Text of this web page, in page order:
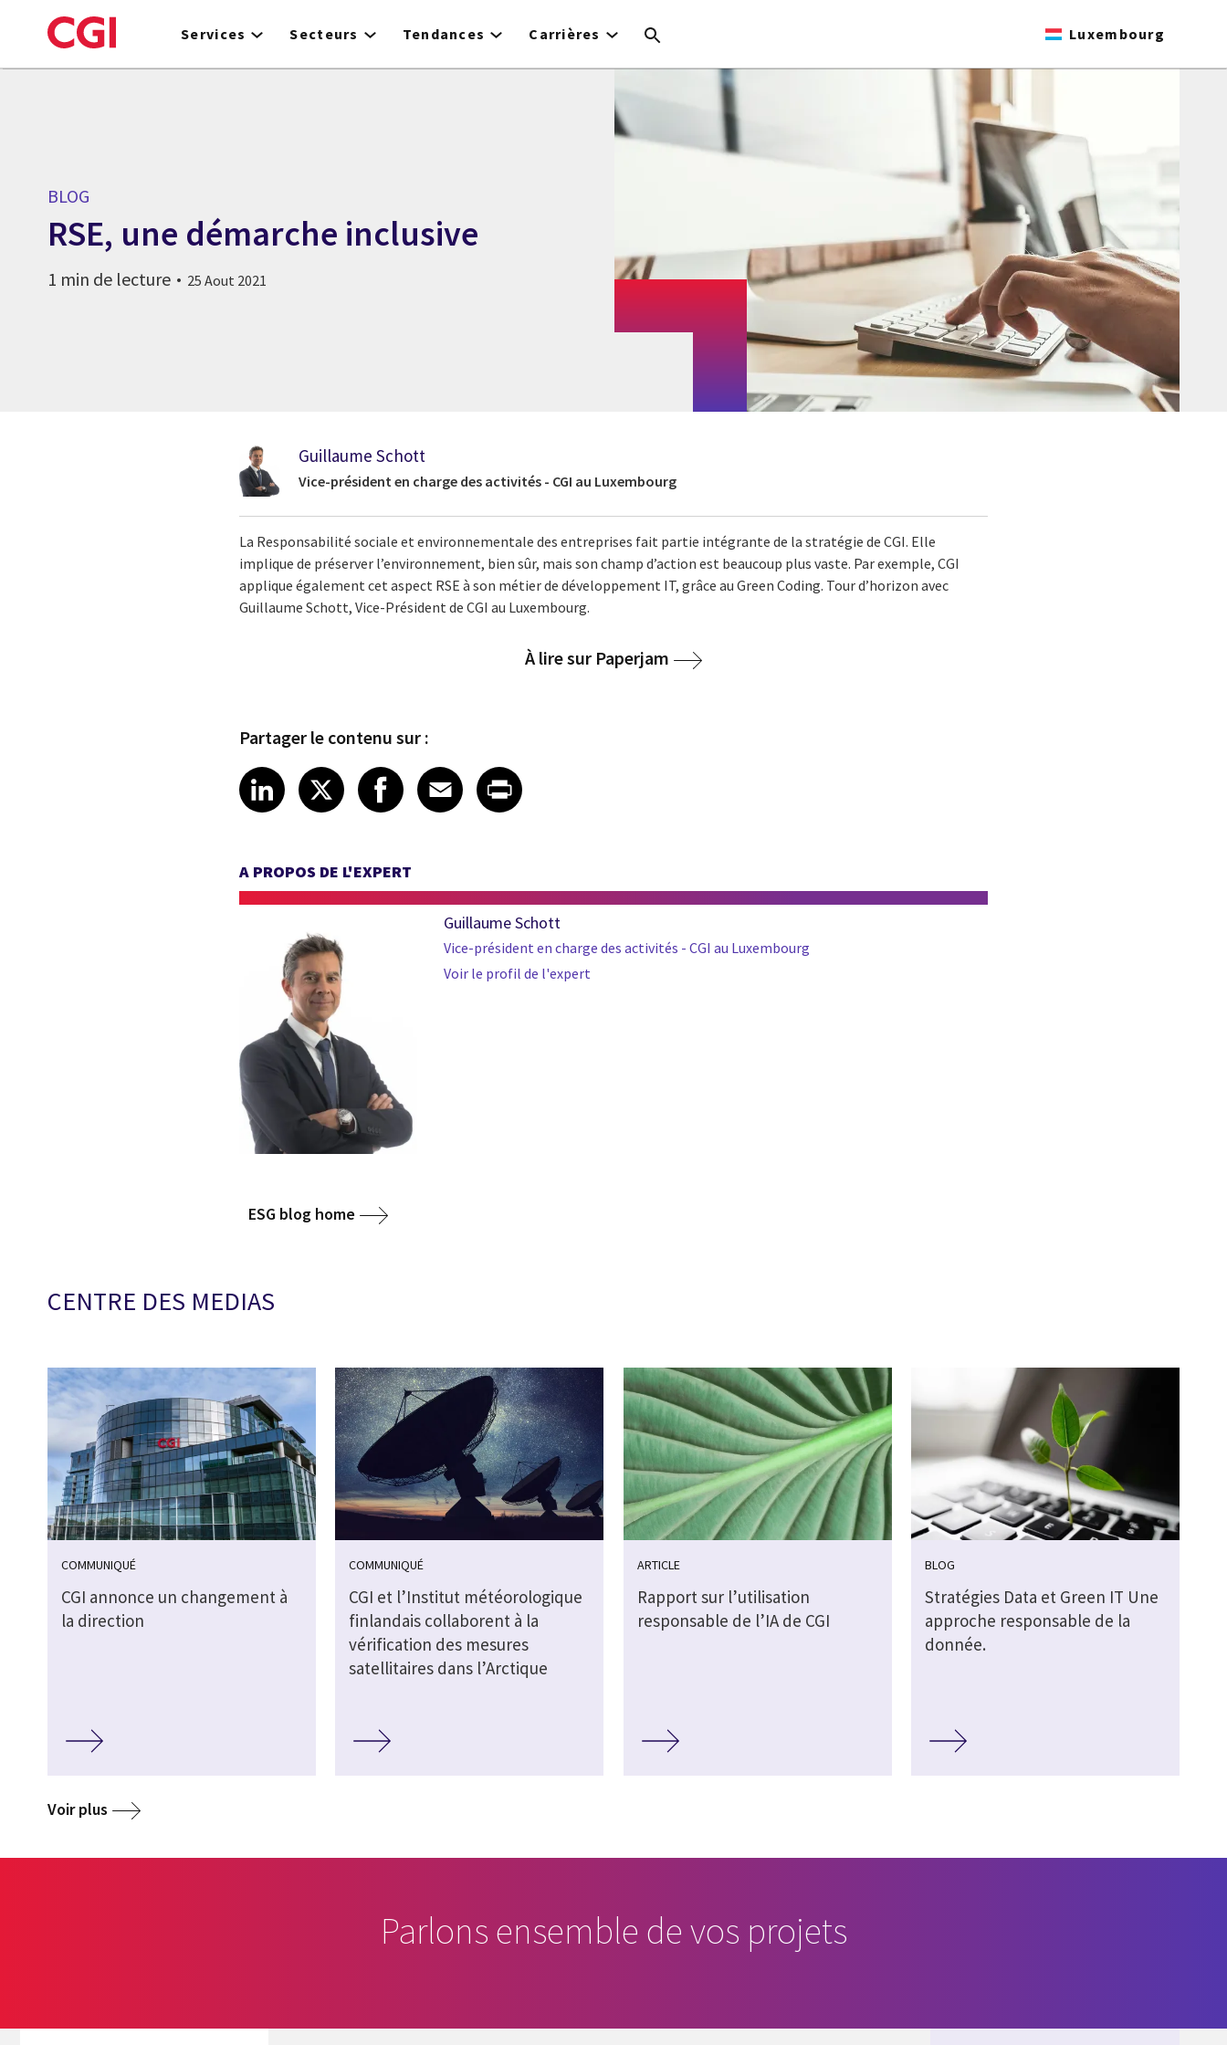
to
Services Secteurs Tendances Carrières Luxembourg
BLOG
RSE, une démarche inclusive
1 min de lecture 25 Aout 2021
Guillaume Schott
Vice-président en charge des activités - CGI au Luxembourg
La Responsabilité sociale et environnementale des entreprises fait partie intégrante de la stratégie de CGI. Elle
implique de préserver l’environnement, bien sûr, mais son champ d’action est beaucoup plus vaste. Par exemple, CGI
applique également cet aspect RSE à son métier de développement IT, grâce au Green Coding. Tour d’horizon avec
Guillaume Schott, Vice-Président de CGI au Luxembourg.
À lire sur Paperjam
Partager le contenu sur :
Share article on LinkedIn
LinkedIn
Share article on X
XShare article on Facebook
Facebook
Share article on Email
Email
Share article on Print
A PROPOS DE L'EXPERT
Guillaume Schott
Vice-président en charge des activités - CGI au Luxembourg
Voir le profil de l'expert
ESG blog home
CENTRE DES MEDIAS
COMMUNIQUÉ
CGI annonce un changement à
la direction
COMMUNIQUÉ
CGI et l’Institut météorologique
finlandais collaborent à la
vérification des mesures
satellitaires dans l’Arctique
ARTICLE
Rapport sur l’utilisation
responsable de l’IA de CGI
BLOG
Stratégies Data et Green IT Une
approche responsable de la
donnée.
Voir plus
Parlons ensemble de vos projets